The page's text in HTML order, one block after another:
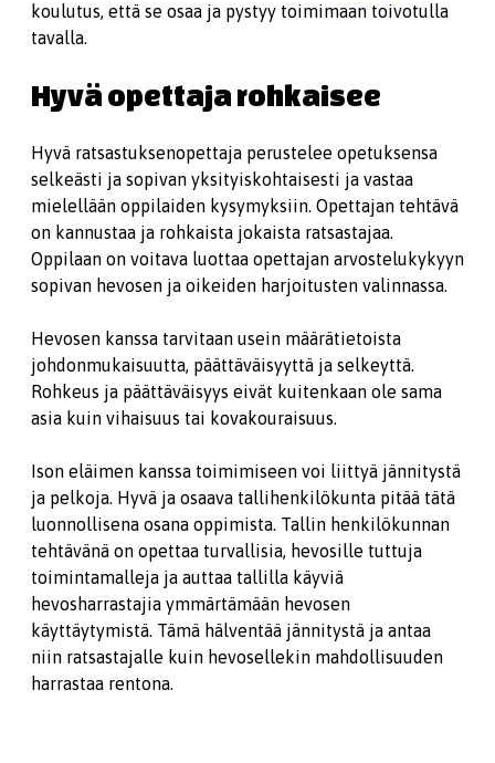
koulutus, että se osaa ja pystyy toimimaan toivotulla
tavalla.
Hyvä opettaja rohkaisee
Hyvä ratsastuksenopettaja perustelee opetuksensa
selkeästi ja sopivan yksityiskohtaisesti ja vastaa
mielellään oppilaiden kysymyksiin. Opettajan tehtävä
on kannustaa ja rohkaista jokaista ratsastajaa.
Oppilaan on voitava luottaa opettajan arvostelukykyyn
sopivan hevosen ja oikeiden harjoitusten valinnassa.
Hevosen kanssa tarvitaan usein määrätietoista
johdonmukaisuutta, päättäväisyyttä ja selkeyttä.
Rohkeus ja päättäväisyys eivät kuitenkaan ole sama
asia kuin vihaisuus tai kovakouraisuus.
Ison eläimen kanssa toimimiseen voi liittyä jännitystä
ja pelkoja. Hyvä ja osaava tallihenkilökunta pitää tätä
luonnollisena osana oppimista. Tallin henkilökunnan
tehtävänä on opettaa turvallisia, hevosille tuttuja
toimintamalleja ja auttaa tallilla käyviä
hevosharrastajia ymmärtämään hevosen
käyttäytymistä. Tämä hälventää jännitystä ja antaa
niin ratsastajalle kuin hevosellekin mahdollisuuden
harrastaa rentona.